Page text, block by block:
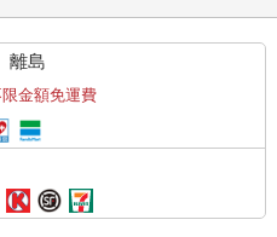
以一直喝到店關門。（水和冰
）
。準確來說，新宿歌舞伎街裡
的花園神社，跟兩條巷弄交錯
番街和招財通街。據說從前在
太寬敞的地方還有都市電車經
店和食堂，保留了昭和時代的
離島
金額免運費